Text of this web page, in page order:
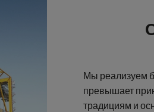
Мы реализуем
превышает
традициям и